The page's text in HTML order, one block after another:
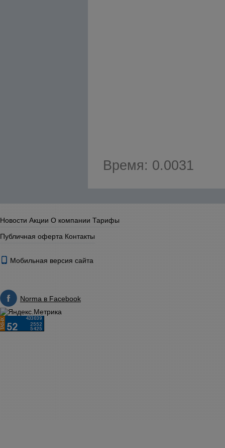
Время: 0.0031
Новости Акции О компании Тарифы
Публичная оферта Контакты
Мобильная версия сайта
Norma в Facebook